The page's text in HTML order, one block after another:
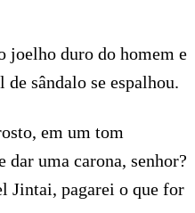
joelho duro do homem e
sândalo se espalhou.
em um tom
dar uma carona, senhor?
Jintai, pagarei o que for